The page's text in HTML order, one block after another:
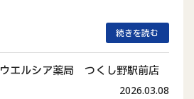
続きを読む
ウエルシア薬局 つくし野駅前店
2026.03.08